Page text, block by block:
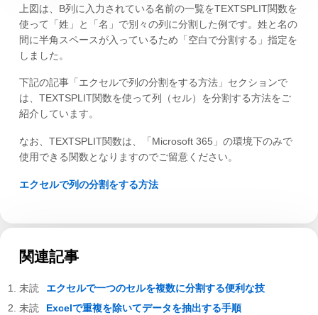
上図は、B列に入力されている名前の一覧をTEXTSPLIT関数を
使って「姓」と「名」で別々の列に分割した例です。姓と名の
間に半角スペースが入っているため「空白で分割する」指定を
しました。
下記の記事「エクセルで列の分割をする方法」セクションで
は、TEXTSPLIT関数を使って列（セル）を分割する方法をご
紹介しています。
なお、TEXTSPLIT関数は、「Microsoft 365」の環境下のみで
使用できる関数となりますのでご留意ください。
エクセルで列の分割をする方法
関連記事
エクセルで一つのセルを複数に分割する便利な技
Excelで重複を除いてデータを抽出する手順